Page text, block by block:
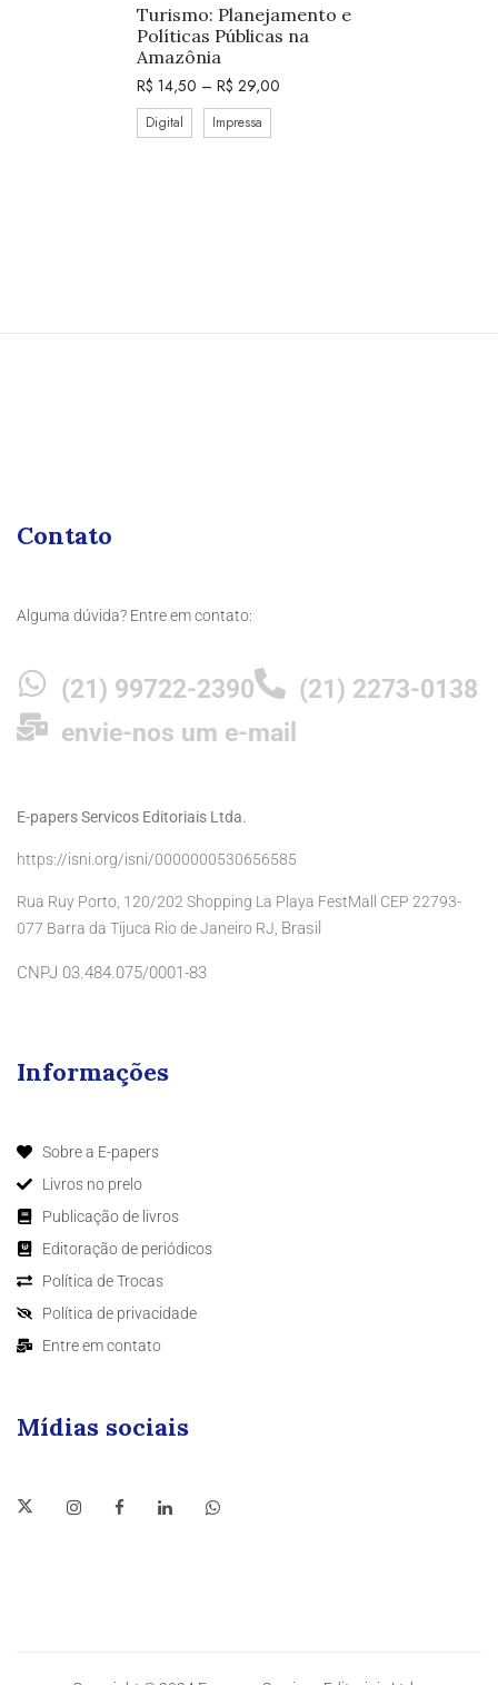
Turismo: Planejamento e
Políticas Públicas na
Amazônia
R$ 14,50 – R$ 29,00
Digital Impressa
Contato
Alguma dúvida? Entre em contato:
(21) 99722-2390
(21) 2273-0138
envie-nos um e-mail
E-papers Servicos Editoriais Ltda.
https://isni.org/isni/0000000530656585
Rua Ruy Porto, 120/202 Shopping La Playa FestMall CEP 22793-
077 Barra da Tijuca Rio de Janeiro RJ, Brasil
CNPJ 03.484.075/0001-83
Informações
Sobre a E-papers
Livros no prelo
Publicação de livros
Editoração de periódicos
Política de Trocas
Política de privacidade
Entre em contato
Mídias sociais